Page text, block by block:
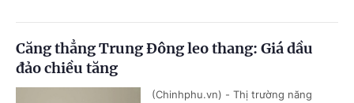
Căng thẳng Trung Đông leo thang: Giá dầu
đảo chiều tăng
(Chinhphu.vn) - Thị trường năng